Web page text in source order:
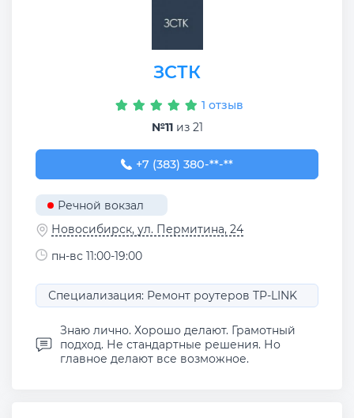
ЗСТК
1 отзыв
№11из 21
+7 (383) 380-67-37
+7 (383) 380-**-**
Речной вокзал
Новосибирск, ул. Пермитина, 24
пн-вс 11:00-19:00
Специализация: Ремонт роутеров TP-LINK
Знаю лично. Хорошо делают. Грамотный
подход. Не стандартные решения. Но
главное делают все возможное.